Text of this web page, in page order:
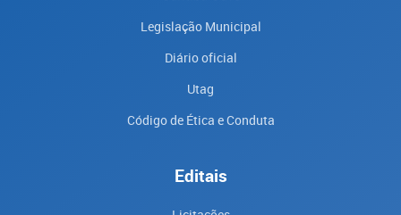
Legislação Municipal
Diário oficial
Utag
Código de Ética e Conduta
Editais